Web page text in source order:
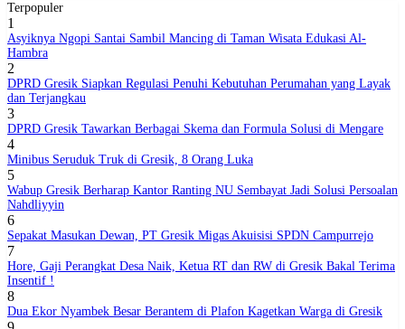
Terpopuler
1
Asyiknya Ngopi Santai Sambil Mancing di Taman Wisata Edukasi Al-
Hambra
2
DPRD Gresik Siapkan Regulasi Penuhi Kebutuhan Perumahan yang Layak
dan Terjangkau
3
DPRD Gresik Tawarkan Berbagai Skema dan Formula Solusi di Mengare
4
Minibus Seruduk Truk di Gresik, 8 Orang Luka
5
Wabup Gresik Berharap Kantor Ranting NU Sembayat Jadi Solusi Persoalan
Nahdliyyin
6
Sepakat Masukan Dewan, PT Gresik Migas Akuisisi SPDN Campurrejo
7
Hore, Gaji Perangkat Desa Naik, Ketua RT dan RW di Gresik Bakal Terima
Insentif !
8
Dua Ekor Nyambek Besar Berantem di Plafon Kagetkan Warga di Gresik